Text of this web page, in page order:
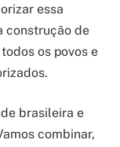
essa
construção de
os povos e
brasileira e
combinar,